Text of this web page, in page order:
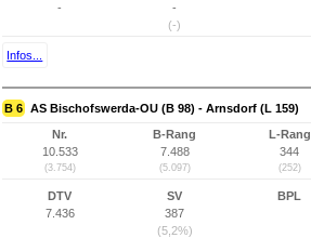
-
-
(-)
Infos...
B 6 AS Bischofswerda-OU (B 98) - Arnsdorf (L 159)
Nr.
10.533
(3.754)
B-Rang
7.488
(5.097)
L-Rang
344
(252)
DTV
7.436
SV
387
(5,2%)
BPL